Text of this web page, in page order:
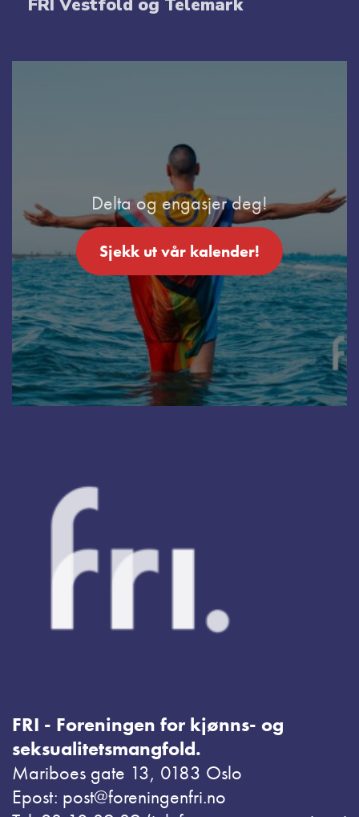
Delta og engasjer deg!
Sjekk ut vår kalender!
FRI - Foreningen for kjønns- og
seksualitetsmangfold.
Mariboes gate 13, 0183 Oslo
Epost: post@foreningenfri.no